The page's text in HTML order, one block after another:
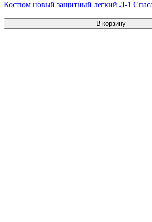
Костюм новый защитный легкий Л-1
В корзину